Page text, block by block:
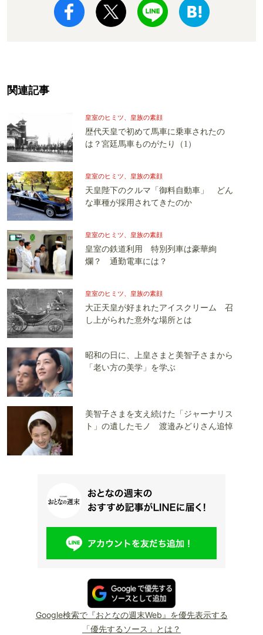
関連記事
皇室のヒミツ、皇族の素顔
歴代天皇で初めて馬車に乗車されたの
は？宮廷馬車ものがたり（1）
皇室のヒミツ、皇族の素顔
天皇陛下のクルマ「御料自動車」 どん
な車種が採用されてきたのか
皇室のヒミツ、皇族の素顔
皇室の鉄道利用 特別列車は豪華絢
爛？ 通勤電車には？
皇室のヒミツ、皇族の素顔
大正天皇が好まれたアイスクリーム 召
し上がられた意外な場所とは
昭和の日に、上皇さまと美智子さまから
「老い方の美学」を学ぶ
美智子さまを支え続けた「ジャーナリス
ト」の遺したモノ 渡邉みどりさん追悼
Google検索で『おとなの週末Web』を優先表示する
「優先するソース」とは？